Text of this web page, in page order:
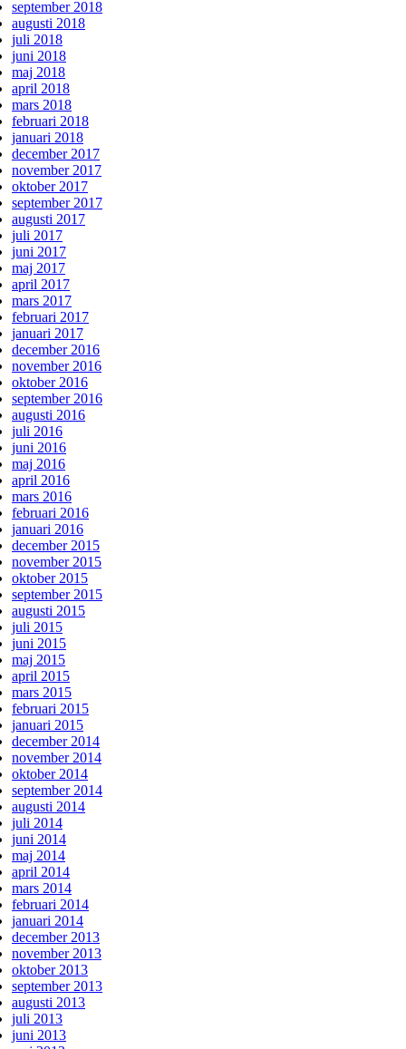
september 2018
augusti 2018
juli 2018
juni 2018
maj 2018
april 2018
mars 2018
februari 2018
januari 2018
december 2017
november 2017
oktober 2017
september 2017
augusti 2017
juli 2017
juni 2017
maj 2017
april 2017
mars 2017
februari 2017
januari 2017
december 2016
november 2016
oktober 2016
september 2016
augusti 2016
juli 2016
juni 2016
maj 2016
april 2016
mars 2016
februari 2016
januari 2016
december 2015
november 2015
oktober 2015
september 2015
augusti 2015
juli 2015
juni 2015
maj 2015
april 2015
mars 2015
februari 2015
januari 2015
december 2014
november 2014
oktober 2014
september 2014
augusti 2014
juli 2014
juni 2014
maj 2014
april 2014
mars 2014
februari 2014
januari 2014
december 2013
november 2013
oktober 2013
september 2013
augusti 2013
juli 2013
juni 2013